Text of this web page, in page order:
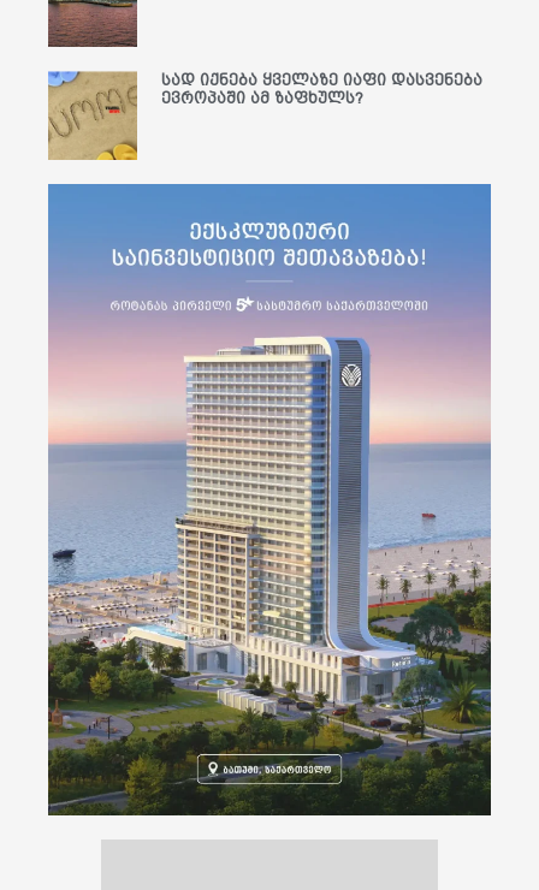
სად იქნება ყველაზე იაფი დასვენება
ევროპაში ამ ზაფხულს?